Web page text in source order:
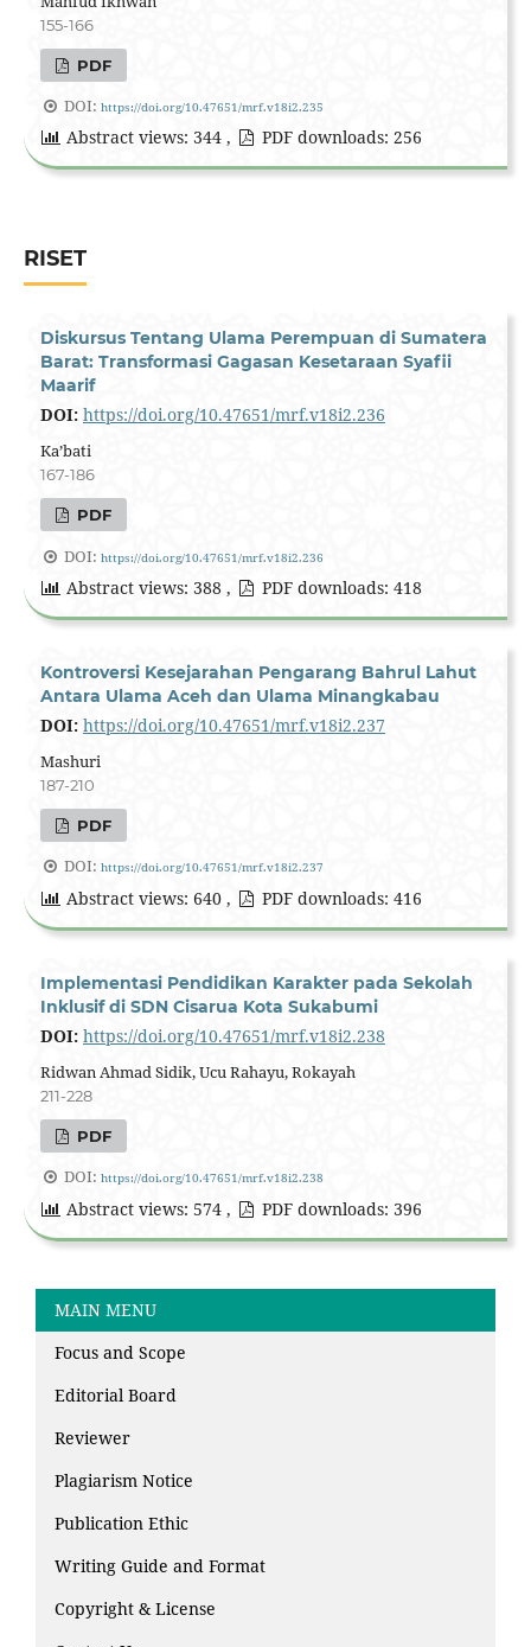
155-166
PDF
DOI: https://doi.org/10.47651/mrf.v18i2.235
Abstract views: 344 , PDF downloads: 256
RISET
Diskursus Tentang Ulama Perempuan di Sumatera
Barat: Transformasi Gagasan Kesetaraan Syafii
Maarif
DOI: https://doi.org/10.47651/mrf.v18i2.236
Ka’bati
167-186
PDF
DOI: https://doi.org/10.47651/mrf.v18i2.236
Abstract views: 388 , PDF downloads: 418
Kontroversi Kesejarahan Pengarang Bahrul Lahut
Antara Ulama Aceh dan Ulama Minangkabau
DOI: https://doi.org/10.47651/mrf.v18i2.237
Mashuri
187-210
PDF
DOI: https://doi.org/10.47651/mrf.v18i2.237
Abstract views: 640 , PDF downloads: 416
Implementasi Pendidikan Karakter pada Sekolah
Inklusif di SDN Cisarua Kota Sukabumi
DOI: https://doi.org/10.47651/mrf.v18i2.238
Ridwan Ahmad Sidik, Ucu Rahayu, Rokayah
211-228
PDF
DOI: https://doi.org/10.47651/mrf.v18i2.238
Abstract views: 574 , PDF downloads: 396
MAIN MENU
Focus and Scope
Editorial Board
Reviewer
Plagiarism Notice
Publication Ethic
Writing Guide and Format
Copyright & License